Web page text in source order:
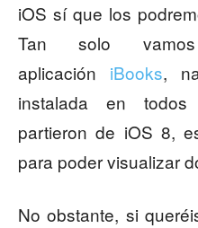
iOS sí que los
Tan solo
aplicación iBooks,
instalada en
partieron de iOS 8,
para poder visualizar
No obstante, si